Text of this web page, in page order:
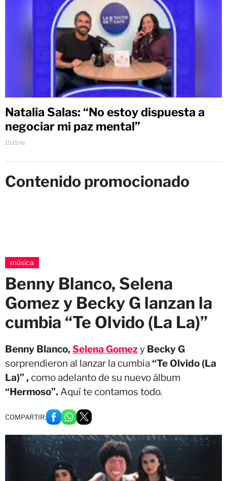
Natalia Salas: “No estoy dispuesta a
negociar mi paz mental”
15:15 hs
Contenido promocionado
música
Benny Blanco, Selena
Gomez y Becky G lanzan la
cumbia “Te Olvido (La La)”
Benny Blanco, Selena Gomezy Becky G
sorprendieron al lanzar la cumbia “Te Olvido (La
La)” , como adelanto de su nuevo álbum
“Hermoso”. Aquí te contamos todo.
COMPARTIR: